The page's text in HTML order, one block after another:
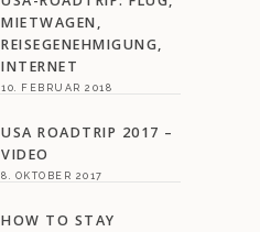
MIETWAGEN,
REISEGENEHMIGUNG,
INTERNET
10. FEBRUAR 2018
USA ROADTRIP 2017 –
VIDEO
8. OKTOBER 2017
HOW TO STAY